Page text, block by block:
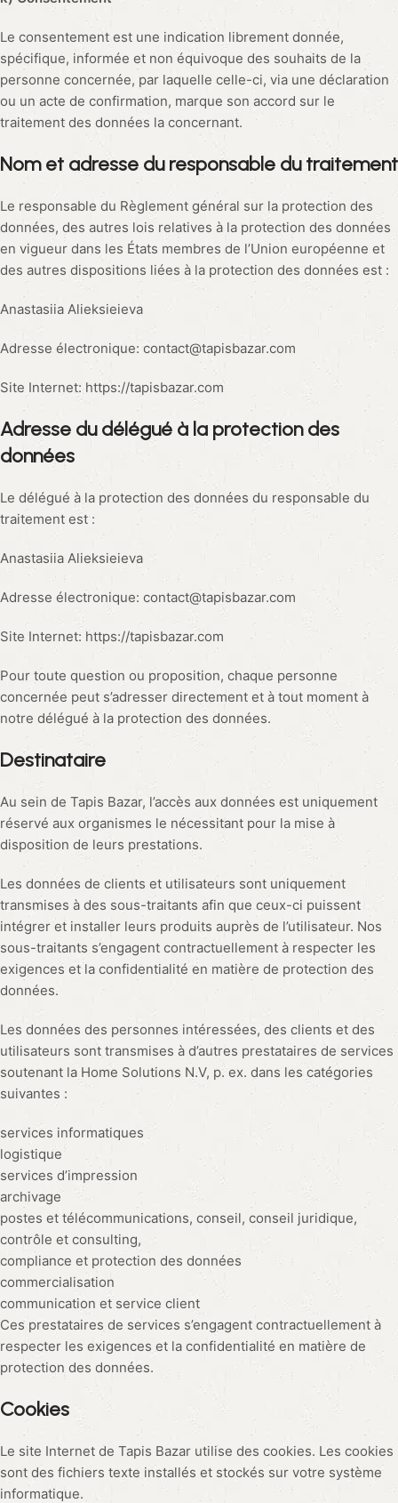
Le consentement est une indication librement donnée,
spécifique, informée et non équivoque des souhaits de la
personne concernée, par laquelle celle-ci, via une déclaration
ou un acte de confirmation, marque son accord sur le
traitement des données la concernant.
Nom et adresse du responsable du traitement
Le responsable du Règlement général sur la protection des
données, des autres lois relatives à la protection des données
en vigueur dans les États membres de l’Union européenne et
des autres dispositions liées à la protection des données est :
Anastasiia Alieksieieva
Adresse électronique: contact@tapisbazar.com
Site Internet: https://tapisbazar.com
Adresse du délégué à la protection des
données
Le délégué à la protection des données du responsable du
traitement est :
Anastasiia Alieksieieva
Adresse électronique: contact@tapisbazar.com
Site Internet: https://tapisbazar.com
Pour toute question ou proposition, chaque personne
concernée peut s’adresser directement et à tout moment à
notre délégué à la protection des données.
Destinataire
Au sein de Tapis Bazar, l’accès aux données est uniquement
réservé aux organismes le nécessitant pour la mise à
disposition de leurs prestations.
Les données de clients et utilisateurs sont uniquement
transmises à des sous-traitants afin que ceux-ci puissent
intégrer et installer leurs produits auprès de l’utilisateur. Nos
sous-traitants s’engagent contractuellement à respecter les
exigences et la confidentialité en matière de protection des
données.
Les données des personnes intéressées, des clients et des
utilisateurs sont transmises à d’autres prestataires de services
soutenant la Home Solutions N.V, p. ex. dans les catégories
suivantes :
services informatiques
logistique
services d’impression
archivage
postes et télécommunications, conseil, conseil juridique,
contrôle et consulting,
compliance et protection des données
commercialisation
communication et service client
Ces prestataires de services s’engagent contractuellement à
respecter les exigences et la confidentialité en matière de
protection des données.
Cookies
Le site Internet de Tapis Bazar utilise des cookies. Les cookies
sont des fichiers texte installés et stockés sur votre système
informatique.